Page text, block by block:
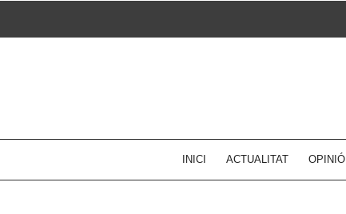
INICI ACTUALITAT OPINIÓ